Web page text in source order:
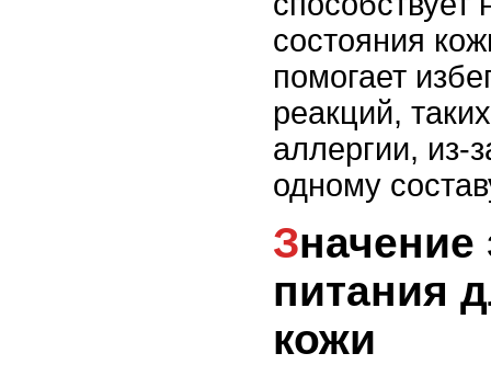
состояния
помогает
реакций,
аллергии, из-
одному
Значение здорового
питания
кожи